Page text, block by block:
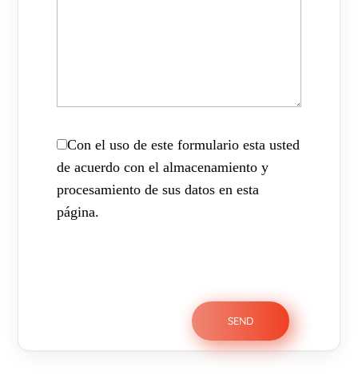
Con el uso de este formulario esta usted
de acuerdo con el almacenamiento y
procesamiento de sus datos en esta
página.